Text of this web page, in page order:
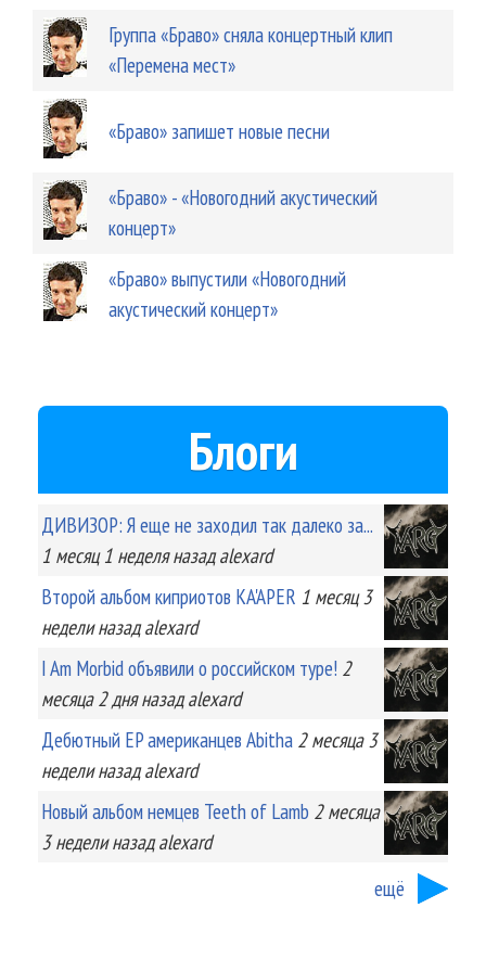
Группа «Браво» сняла концертный клип
«Перемена мест»
«Браво» запишет новые песни
«Браво» - «Новогодний акустический
концерт»
«Браво» выпустили «Новогодний
акустический концерт»
Блоги
ДИВИЗОР: Я еще не заходил так далеко за...
1 месяц 1 неделяназад alexard
Второй альбом киприотов KA'APER 1 месяц 3
неделиназад alexard
I Am Morbid объявили о российском туре! 2
месяца 2 дняназад alexard
Дебютный EP американцев Abitha 2 месяца 3
неделиназад alexard
Новый альбом немцев Teeth of Lamb 2 месяца
3 неделиназад alexard
ещё